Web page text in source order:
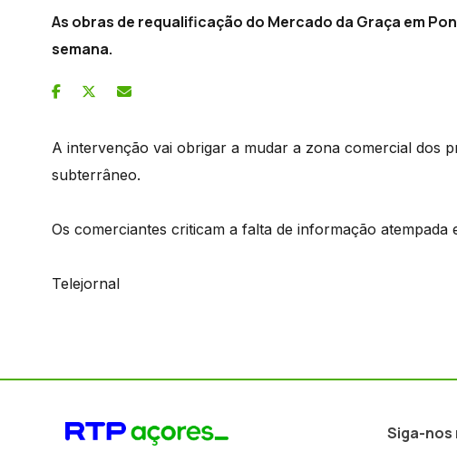
As obras de requalificação do Mercado da Graça em
semana.
A intervenção vai obrigar a mudar a zona comercial dos
subterrâneo.
Os comerciantes criticam a falta de informação atempada
Telejornal
Siga-nos